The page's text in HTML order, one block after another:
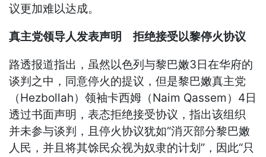
议更加难以达成。
真主党领导人发表声明 拒绝接受以黎停火协议
路透报道指出，虽然以色列与黎巴嫩3日在华府的
谈判之中，同意停火的提议，但是黎巴嫩真主党
（Hezbollah）领袖卡西姆（Naim Qassem）4日
透过书面声明，表态拒绝接受协议，指出该组织
并未参与谈判，且停火协议犹如“消灭部分黎巴嫩
人民，并且将其馀民众视为奴隶的计划”，因此“只